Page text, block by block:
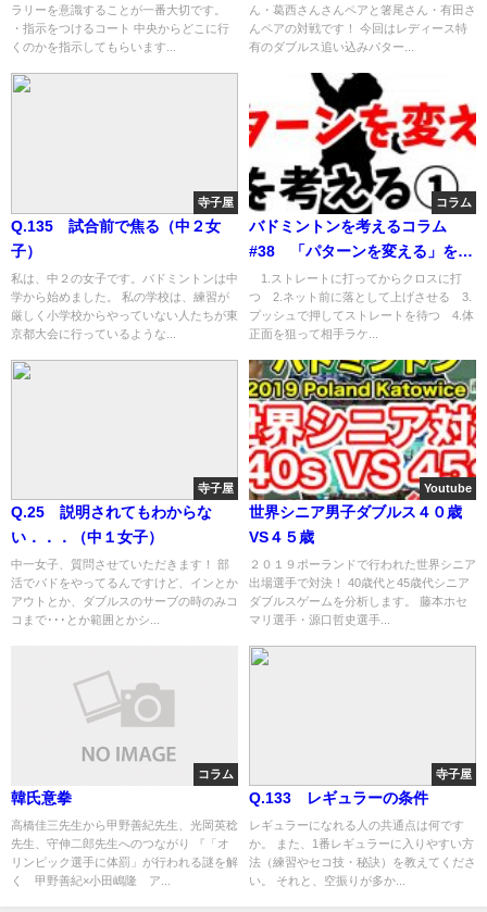
ラリーを意識することが一番大切です。
・指示をつけるコート 中央からどこに行
くのかを指示してもらいます...
ん・葛西さんさんペアと箸尾さん・有田さ
んペアの対戦です！ 今回はレディース特
有のダブルス追い込みパター...
寺子屋
Q.135 試合前で焦る（中２女
子）
私は、中２の女子です。バドミントンは中
学から始めました。 私の学校は、練習が
厳しく小学校からやっていない人たちが東
京都大会に行っているような...
コラム
バドミントンを考えるコラム
#38 「パターンを変える」を考
える①
1.ストレートに打ってからクロスに打
つ 2.ネット前に落として上げさせる 3.
プッシュで押してストレートを待つ 4.体
正面を狙って相手ラケ...
寺子屋
Q.25 説明されてもわからな
い．．．（中１女子）
中一女子、質問させていただきます！ 部
活でバドをやってるんですけど、インとか
アウトとか、ダブルスのサーブの時のみコ
コまで･･･とか範囲とかシ...
Youtube
世界シニア男子ダブルス４０歳
VS４５歳
２０１９ポーランドで行われた世界シニア
出場選手で対決！ 40歳代と45歳代シニア
ダブルスゲームを分析します。 藤本ホセ
マリ選手・源口哲史選手...
コラム
韓氏意拳
高橋佳三先生から甲野善紀先生、光岡英稔
先生、守伸二郎先生へのつながり 『「オ
リンピック選手に体罰」が行われる謎を解
く 甲野善紀×小田嶋隆 ア...
寺子屋
Q.133 レギュラーの条件
レギュラーになれる人の共通点は何です
か。 また、1番レギュラーに入りやすい方
法（練習やセコ技・秘訣）を教えてくださ
い。 それと、空振りが多か...